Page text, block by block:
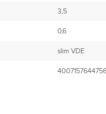
3,5
0,6
slim VDE